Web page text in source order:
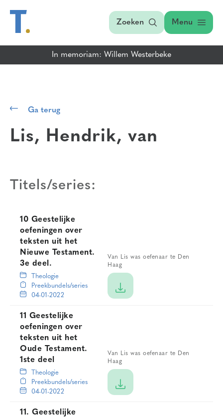
Zoeken Menu
In memoriam: Willem Westerbeke
Ga terug
Lis, Hendrik, van
Titels/series:
10 Geestelijke
oefeningen over
teksten uit het
Nieuwe Testament.
3e deel.
Van Lis was oefenaar te Den
Haag
Theologie
Preekbundels/series
04-01-2022
11 Geestelijke
oefeningen over
teksten uit het
Oude Testament.
1ste deel
Van Lis was oefenaar te Den
Haag
Theologie
Preekbundels/series
04-01-2022
11. Geestelijke